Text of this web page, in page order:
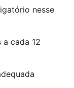
nesse
a cada 12